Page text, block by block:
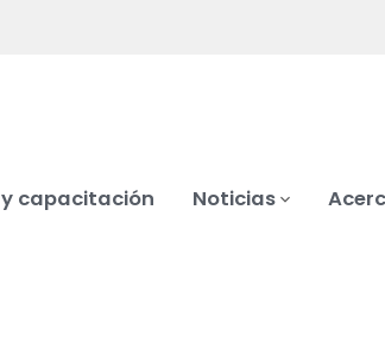
capacitación Noticias